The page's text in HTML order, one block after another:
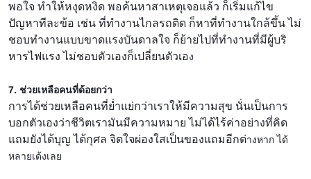
พอใจ ทำให้หงุดหงิด พอค้นหาสาเหตุเจอแล้ว ก็เริ่มแก้ไข
ปัญหาทีละข้อ เช่น ที่ทำงานไกลรถติด ก็หาที่ทำงานใกล้ขึ้น ไม่
ชอบทำงานแบบขาดแรงบันดาลใจ ก็ย้ายไปที่ทำงานที่มีผู้บร
หารไฟแรง ไม่ชอบตัวเองก็เปลี่ยนตัวเอง
7. ช่วยเหลือคนที่ด้อยกว่า
การได้ช่วยเหลือคนที่ย่ำแย่กว่าเราให้มีความสุข นั่นเป็นการ
บอกตัวเองว่าชีวิตเรามันมีความหมาย ไม่ได้ไร้ค่าอย่างที่คิด
แถมยังได้บุญ ได้กุศล จิตใจผ่องใสเป็นของแถมอีกต่างหาก ได้
หลายเด้งเลย